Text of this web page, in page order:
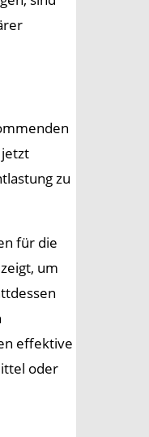
jetzt
zu
für die
um
effektive
oder